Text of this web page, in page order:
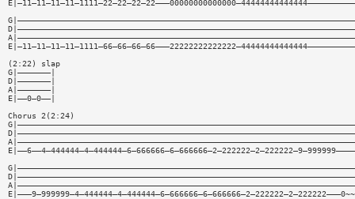
(2:22) slap
G|———————|
D|———————|
A|———————|
E|——0—0——|
Chorus 2(2:24)